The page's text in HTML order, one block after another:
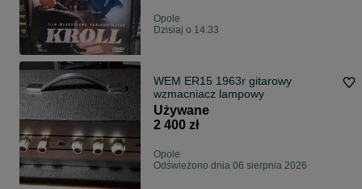
Opole
Dzisiaj o 14:33
WEM ER15 1963r gitarowy
wzmacniacz lampowy
Używane
2 400 zł
Opole
Odświeżono dnia 06 sierpnia 2026